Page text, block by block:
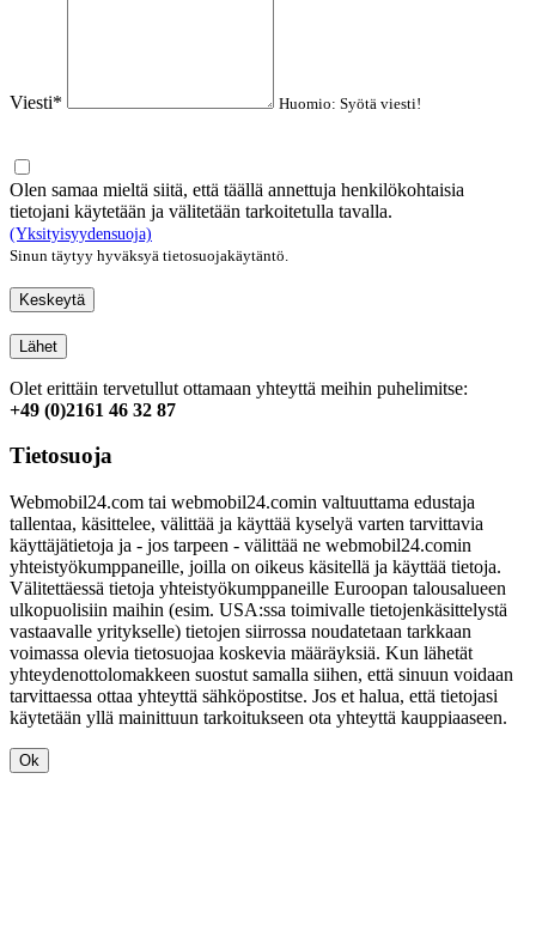
Viesti* Huomio: Syötä viesti!
Olen samaa mieltä siitä, että täällä annettuja henkilökohtaisia
tietojani käytetään ja välitetään tarkoitetulla tavalla.
(Yksityisyydensuoja)
Sinun täytyy hyväksyä tietosuojakäytäntö.
Keskeytä
Lähet
Olet erittäin tervetullut ottamaan yhteyttä meihin puhelimitse:
+49 (0)2161 46 32 87
Tietosuoja
Webmobil24.com tai webmobil24.comin valtuuttama edustaja
tallentaa, käsittelee, välittää ja käyttää kyselyä varten tarvittavia
käyttäjätietoja ja - jos tarpeen - välittää ne webmobil24.comin
yhteistyökumppaneille, joilla on oikeus käsitellä ja käyttää tietoja.
Välitettäessä tietoja yhteistyökumppaneille Euroopan talousalueen
ulkopuolisiin maihin (esim. USA:ssa toimivalle tietojenkäsittelystä
vastaavalle yritykselle) tietojen siirrossa noudatetaan tarkkaan
voimassa olevia tietosuojaa koskevia määräyksiä. Kun lähetät
yhteydenottolomakkeen suostut samalla siihen, että sinuun voidaan
tarvittaessa ottaa yhteyttä sähköpostitse. Jos et halua, että tietojasi
käytetään yllä mainittuun tarkoitukseen ota yhteyttä kauppiaaseen.
Ok